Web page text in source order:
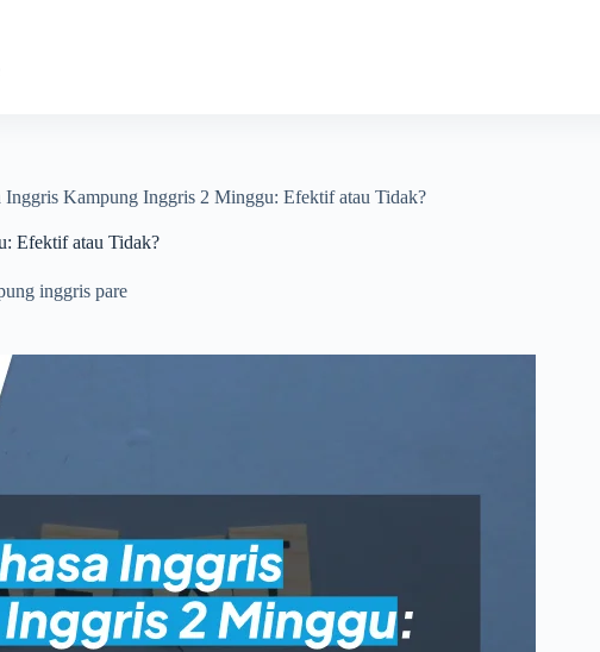
Inggris Kampung Inggris 2 Minggu: Efektif atau Tidak?
Efektif atau Tidak?
inggris pare